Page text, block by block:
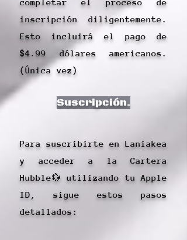
completar el proceso de
inscripción diligentemente.
Esto incluirá el pago de
$4.99 dólares americanos.
(Única vez)
Suscripción.
Para suscribirte en Laniakea
y acceder a la Cartera
Hubble💱 utilizando tu Apple
ID, sigue estos pasos
detallados: